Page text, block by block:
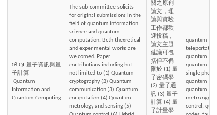
08 QI-量子資訊與量
子計算
Information and
Quantum Computing
The sub-committee solicits
for original submissions in the
field of quantum information
science and quantum
computation. Both theoretical
and experimental works are
welcomed. Paper
contributions including but
not limited to (1) Quantum
cryptography (2) Quantum
communication (3) Quantum
computation (4) Quantum
metrology and sensing (5)
關之原創
論文，理
論與實驗
工作都歡
迎投稿，
論文主題
建議可包
括但不侷
限於 (1) 量
子密碼學
(2) 量子通
訊 (3) 量子
計算 (4) 量
子計量學
quantum
quantum
quantum
single
quantum
quantum
metrology,
control,